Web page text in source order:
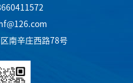
南辛庄西路78号